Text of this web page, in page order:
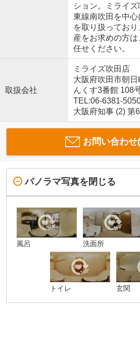
ション。ミライ
東線南吹田を中
を取り扱ってお
産をお求めの方
任せください。
取扱会社
ミライズ吹田店
大阪府吹田市朝
んくす3番館 108号
TEL:06-6381-
大阪府知事 (2) 第
お問い合わせ
パノラマ写真を閉じる
風呂 洗面所
トイレ 玄関